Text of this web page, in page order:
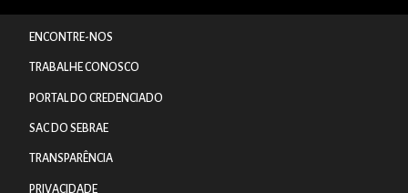
ENCONTRE-NOS
TRABALHE CONOSCO
PORTAL DO CREDENCIADO
SAC DO SEBRAE
TRANSPARÊNCIA
PRIVACIDADE